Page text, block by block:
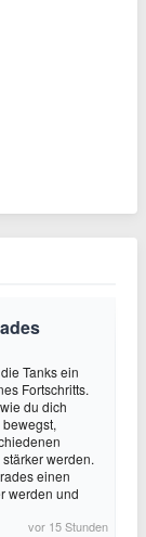
Tanks ein
Fortschritts.
du dich
werden.
einen
werden und
vor 15 Stunden